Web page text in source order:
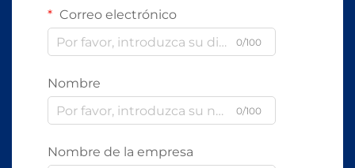
Correo electrónico
0/100
Nombre
0/100
Nombre de la empresa